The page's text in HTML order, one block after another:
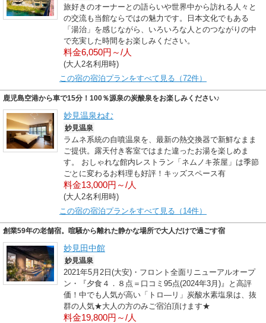
旅好きのオーナーとの語らいや世界中から訪れる人々と
の交流も当館ならではの魅力です。日本文化でもある
「湯治」を感じながら、いろいろな人とのつながりの中
で充実した時間をお楽しみください。
料金6,050円～/人
(大人2名利用時)
この宿の宿泊プランをすべて見る（72件）
鹿児島空港から車で15分！100％源泉の炭酸泉をお楽しみください♪
妙見温泉ねむ
妙見温泉
ラムネ系統の自噴温泉を、最新の熱交換器で新鮮なまま
ご提供。露天付き客室ではまた違ったお湯を楽しめま
す。 おしゃれな館内レストラン「ネムノキ茶屋」は季節
ごとに変わるお料理も好評！キッズスペース有
料金13,000円～/人
(大人2名利用時)
この宿の宿泊プランをすべて見る（14件）
創業59年の老舗宿。喧騒から離れた静かな場所で大人だけで過ごす宿
妙見田中館
妙見温泉
2021年5月2日(大安)・フロント全面リニューアルオープ
ン・『夕食４．８点＝口コミ95点(2024年3月)』と高評
価！中でも人気が高い「トロ―リ」炭酸水素塩泉は、抜
群の人気★大人の方のみご宿泊頂けます★
料金19,800円～/人